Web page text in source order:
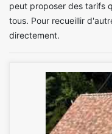
peut proposer des tarifs
tous. Pour recueillir
directement.